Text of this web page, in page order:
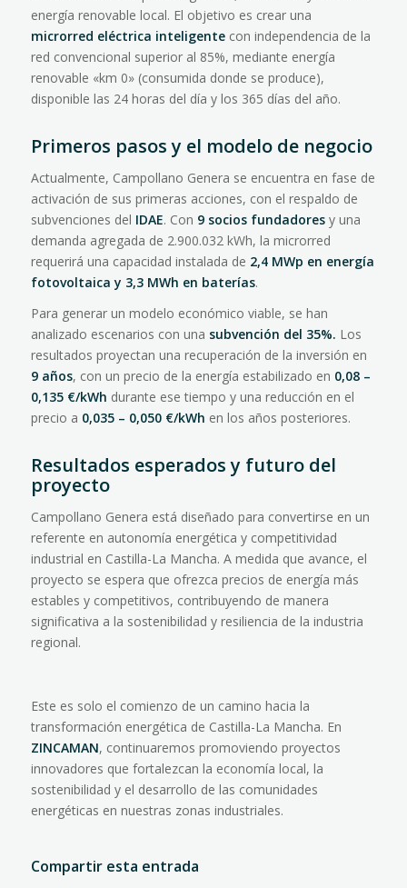
energía renovable local. El objetivo es crear una
microrred eléctrica inteligentecon independencia de la
red convencional superior al 85%, mediante energía
renovable «km 0» (consumida donde se produce),
disponible las 24 horas del día y los 365 días del año.
Primeros pasos y el modelo de negocio
Actualmente, Campollano Genera se encuentra en fase de
activación de sus primeras acciones, con el respaldo de
subvenciones del IDAE. Con 9 socios fundadoresy una
demanda agregada de 2.900.032 kWh, la microrred
requerirá una capacidad instalada de 2,4 MWp en energía
fotovoltaica y 3,3 MWh en baterías.
Para generar un modelo económico viable, se han
analizado escenarios con una subvención del 35%. Los
resultados proyectan una recuperación de la inversión en
9 años, con un precio de la energía estabilizado en 0,08 –
0,135 €/kWh durante ese tiempo y una reducción en el
precio a 0,035 – 0,050 €/kWh en los años posteriores.
Resultados esperados y futuro del
proyecto
Campollano Genera está diseñado para convertirse en un
referente en autonomía energética y competitividad
industrial en Castilla-La Mancha. A medida que avance, el
proyecto se espera que ofrezca precios de energía más
estables y competitivos, contribuyendo de manera
significativa a la sostenibilidad y resiliencia de la industria
regional.
Este es solo el comienzo de un camino hacia la
transformación energética de Castilla-La Mancha. En
ZINCAMAN, continuaremos promoviendo proyectos
innovadores que fortalezcan la economía local, la
sostenibilidad y el desarrollo de las comunidades
energéticas en nuestras zonas industriales.
Compartir esta entrada